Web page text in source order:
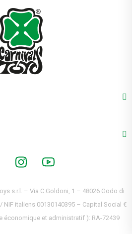
s.r.l. – Via C.Goldoni, 1 – 48026 Godo di
NIF italiens 00130140395 – Capital Social €
économique et administratif ): RA-72439